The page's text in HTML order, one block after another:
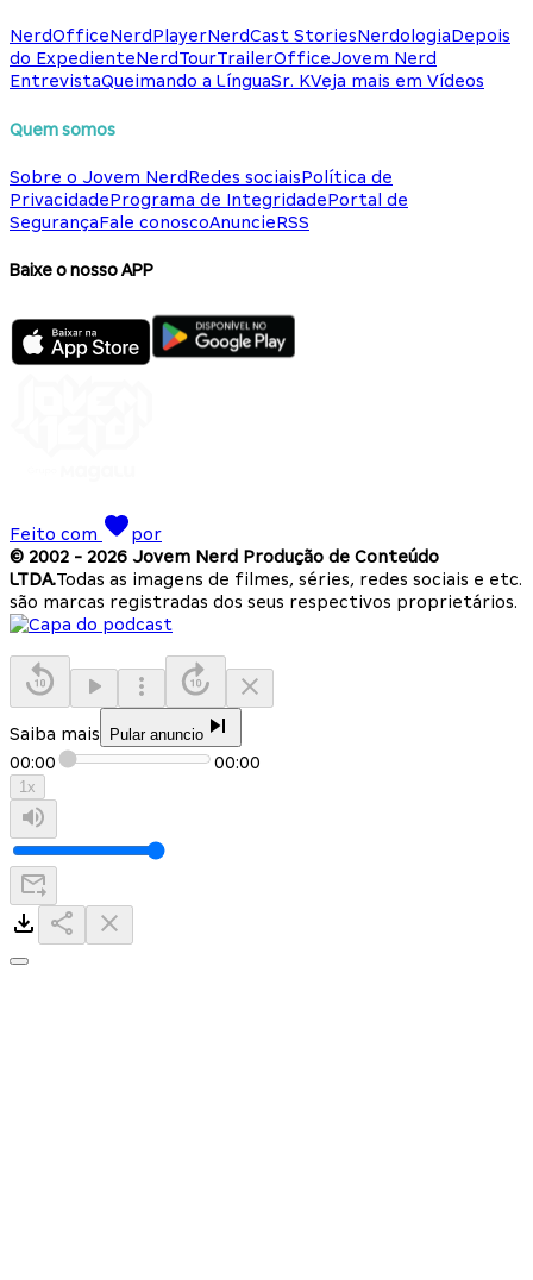
NerdOfficeNerdPlayerNerdCast StoriesNerdologiaDepois
do ExpedienteNerdTourTrailerOfficeJovem Nerd
EntrevistaQueimando a LínguaSr. KVeja mais em Vídeos
Quem somos
Sobre o Jovem NerdRedes sociaisPolítica de
PrivacidadePrograma de IntegridadePortal de
SegurançaFale conoscoAnuncieRSS
Baixe o nosso APP
Feito com
por
© 2002 - 2026 Jovem Nerd Produção de Conteúdo
LTDA.Todas as imagens de filmes, séries, redes sociais e etc.
são marcas registradas dos seus respectivos proprietários.
Saiba mais Pular anuncio
00:00 00:00
1x